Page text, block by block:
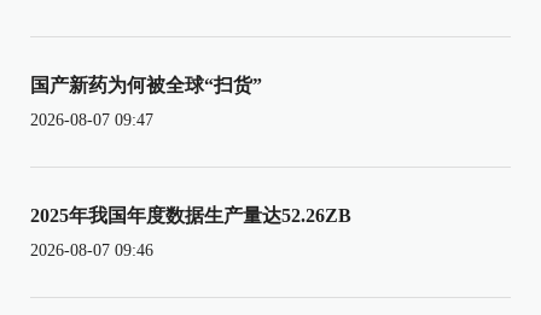
国产新药为何被全球“扫货”
2026-08-07 09:47
2025年我国年度数据生产量达52.26ZB
2026-08-07 09:46